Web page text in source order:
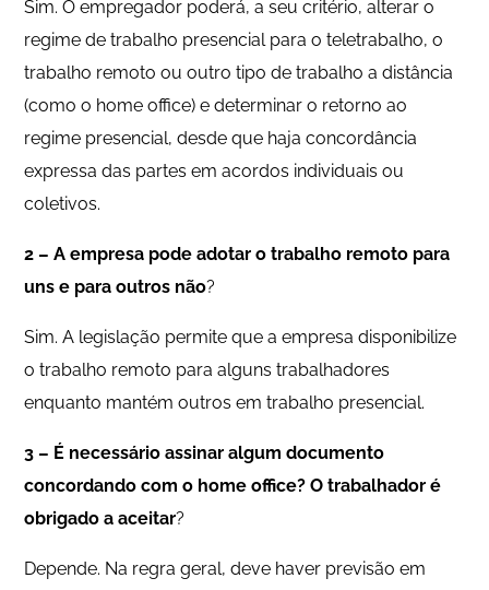
Sim. O empregador poderá, a seu critério, alterar o
regime de trabalho presencial para o teletrabalho, o
trabalho remoto ou outro tipo de trabalho a distância
(como o home office) e determinar o retorno ao
regime presencial, desde que haja concordância
expressa das partes em acordos individuais ou
coletivos.
2 – A empresa pode adotar o trabalho remoto para
uns e para outros não?
Sim. A legislação permite que a empresa disponibilize
o trabalho remoto para alguns trabalhadores
enquanto mantém outros em trabalho presencial.
3 – É necessário assinar algum documento
concordando com o home office? O trabalhador é
obrigado a aceitar?
Depende. Na regra geral, deve haver previsão em